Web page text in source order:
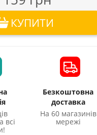
КУПИТИ
всі
Безкоштовна
доставка
На 60 магазинів
мережі